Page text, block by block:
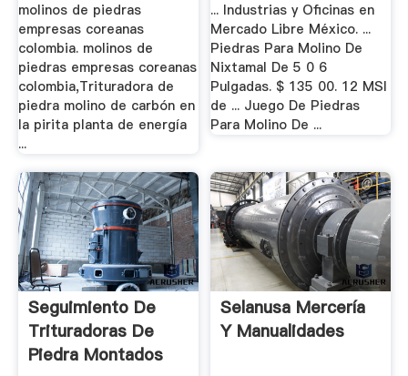
molinos de piedras
empresas coreanas
colombia. molinos de
piedras empresas coreanas
colombia,Trituradora de
piedra molino de carbón en
la pirita planta de energía
...
... Industrias y Oficinas en
Mercado Libre México. ...
Piedras Para Molino De
Nixtamal De 5 0 6
Pulgadas. $ 135 00. 12 MSI
de ... Juego De Piedras
Para Molino De ...
Seguimiento De
Trituradoras De
Piedra Montados
Selanusa Mercería
Y Manualidades